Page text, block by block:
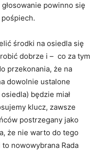
powinno się
środki na osiedla się
dobrze i – co za tym
przekonania, że na
dowolnie ustalone
będzie miał
klucz, zawsze
postrzegany jako
że nie warto do tego
nowowybrana Rada